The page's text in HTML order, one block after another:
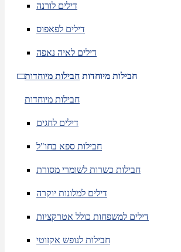
דילים לורנה
דילים לפאפוס
דילים לאיה נאפה
חבילות מיוחדות חבילות מיוחדות
חבילות מיוחדות
דילים לחגים
חבילות ספא בחו"ל
חבילות כשרות לשומרי מסורת
דילים למלונות יוקרה
דילים למשפחות כולל אטרקציות
חבילות לנופש אקזוטי